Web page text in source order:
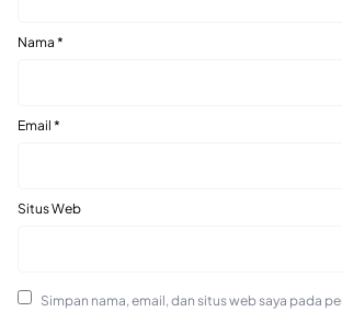
Nama *
Email *
Situs Web
Simpan nama, email, dan situs web saya pada